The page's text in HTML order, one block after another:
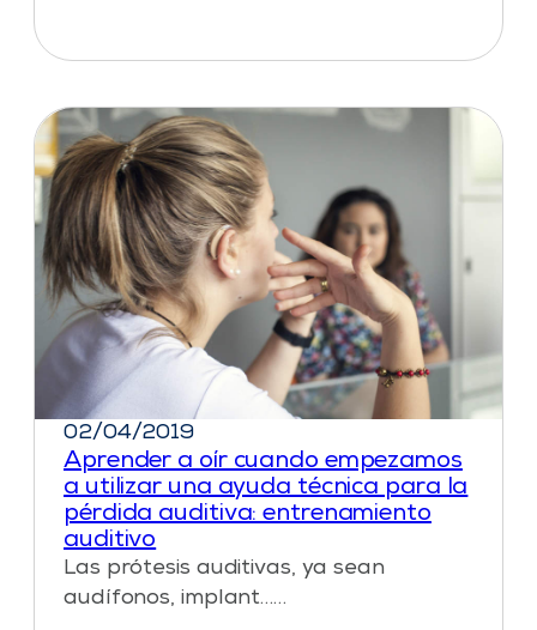
02/04/2019
Aprender a oír cuando empezamos
a utilizar una ayuda técnica para la
pérdida auditiva: entrenamiento
auditivo
Las prótesis auditivas, ya sean
audífonos, implant……